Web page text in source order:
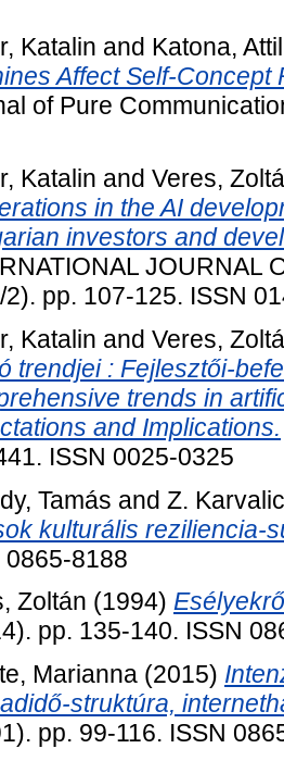
Katalin and Katona,
Affect Self-Concept
of Pure
Katalin and Veres,
in the AI
investors and
JOURNAL
2). pp. 107-125. ISSN
Katalin and Veres,
trendjei : Fejlesztői-
trends in
and Implications.
ISSN 0025-0325
Tamás and Z.
kulturális reziliencia-
0865-8188
Zoltán (1994)
pp. 135-140. ISSN
Marianna (2015)
struktúra,
pp. 99-116. ISSN